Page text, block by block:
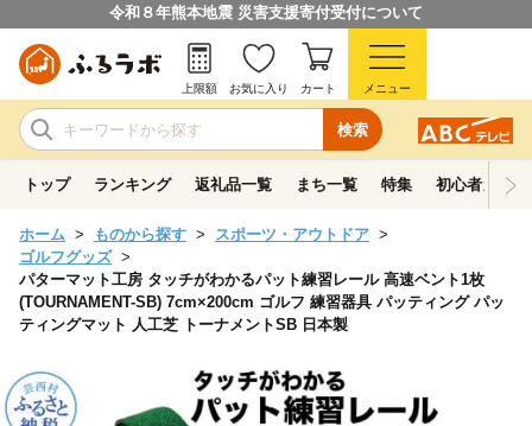
令和８年熊本地震 災害支援寄付受付について
検索
上限額 お気に入り カート メニュー
トップ ランキング 返礼品一覧 まち一覧 特集 初心者ガイド
ホーム ものから探す
スポーツ・アウトドア
ゴルフグッズ
パターマット工房 タッチがわかるパット練習レール 高速ベント1枚
(TOURNAMENT-SB) 7cm×200cm ゴルフ 練習器具 パッティング パッ
ティングマット 人工芝 トーナメントSB 日本製